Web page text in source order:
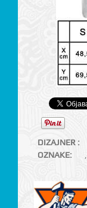
DIZAJNER :
OZNAKE: